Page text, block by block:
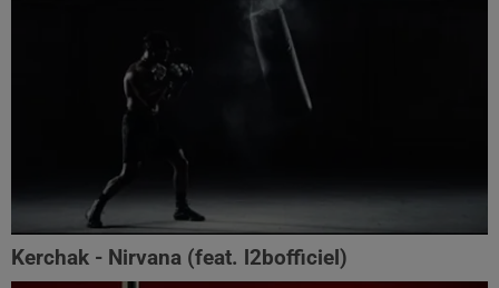
Kerchak - Nirvana (feat. ‪l2bofficiel‬)